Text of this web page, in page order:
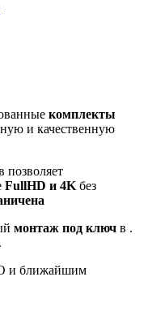
комплекты
и качественную
позволяет
FullHD и 4K без
монтаж под ключ в .
и ближайшим